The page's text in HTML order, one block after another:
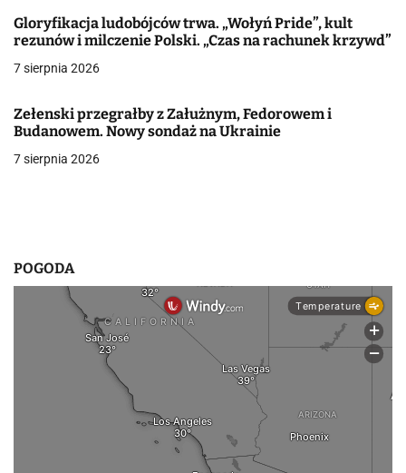
a
w
i
s
Gloryfikacja ludobójców trwa. „Wołyń Pride”, kult
rezunów i milczenie Polski. „Czas na rachunek krzywd”
7 sierpnia 2026
Zełenski przegrałby z Załużnym, Fedorowem i
Budanowem. Nowy sondaż na Ukrainie
7 sierpnia 2026
POGODA